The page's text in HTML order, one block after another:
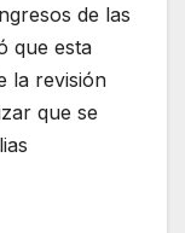
de las
que esta
la revisión
que se